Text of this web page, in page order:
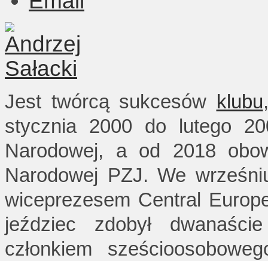
Jest twórcą sukcesów klubu
stycznia 2000 do lutego
Narodowej, a od 2018
Narodowej PZJ. We
wiceprezesem Central
jeździec zdobył
członkiem